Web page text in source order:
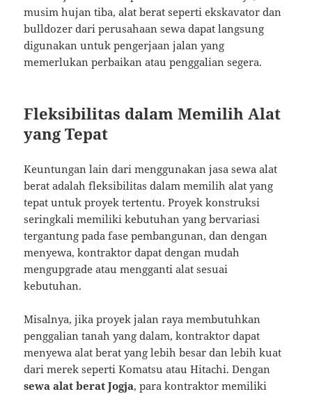
musim hujan tiba, alat berat seperti ekskavator dan
bulldozer dari perusahaan sewa dapat langsung
digunakan untuk pengerjaan jalan yang
memerlukan perbaikan atau penggalian segera.
Fleksibilitas dalam Memilih Alat
yang Tepat
Keuntungan lain dari menggunakan jasa sewa alat
berat adalah fleksibilitas dalam memilih alat yang
tepat untuk proyek tertentu. Proyek konstruksi
seringkali memiliki kebutuhan yang bervariasi
tergantung pada fase pembangunan, dan dengan
menyewa, kontraktor dapat dengan mudah
mengupgrade atau mengganti alat sesuai
kebutuhan.
Misalnya, jika proyek jalan raya membutuhkan
penggalian tanah yang dalam, kontraktor dapat
menyewa alat berat yang lebih besar dan lebih kuat
dari merek seperti Komatsu atau Hitachi. Dengan
sewa alat berat Jogja, para kontraktor memiliki